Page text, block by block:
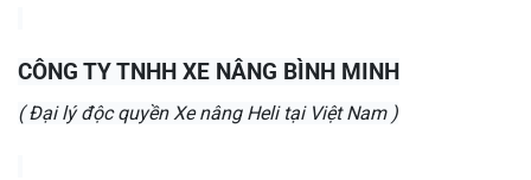
CÔNG TY TNHH XE NÂNG BÌNH MINH
( Đại lý độc quyền Xe nâng Heli tại Việt Nam )